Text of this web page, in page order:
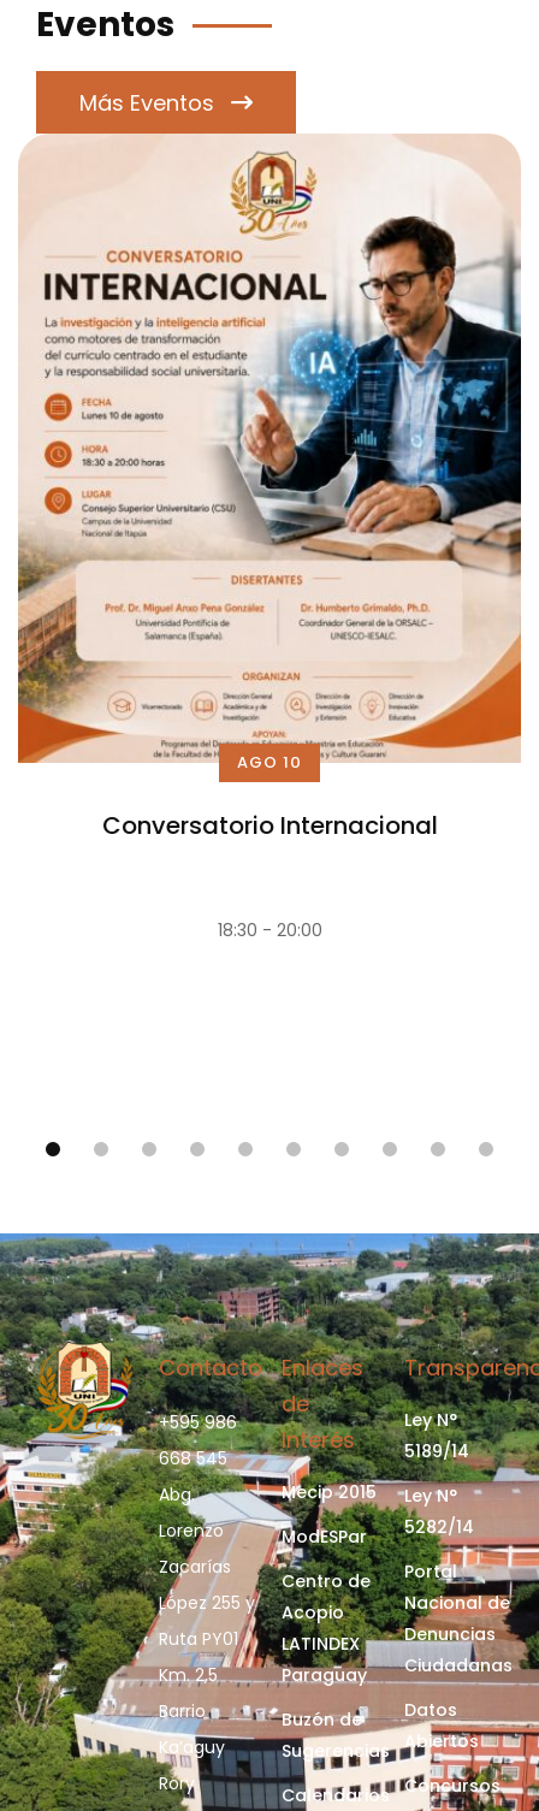
Eventos
Más Eventos
AGO 10
Conversatorio Internacional
18:30 - 20:00
Contacto
+595 986
668 545
Abg.
Lorenzo
Zacarías
López 255 y
Ruta PY01
Km. 2,5
Barrio
Ka’aguy
Rory
Enlaces
de
Interés
Mecip 2015
ModESPar
Centro de
Acopio
LATINDEX
Paraguay
Buzón de
Sugerencias
Calendarios
Ley N°
5189/14
Ley N°
5282/14
Portal
Nacional de
Denuncias
Ciudadanas
Datos
Abiertos
Concursos